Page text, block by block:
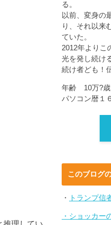
る。
以前、変身の
り、それ以来
ていた。
2012年よりこ
光を発し続け
続け者ども！
年齢 10万?歳
パソコン暦１
このブログ
・ トランプ
・ショッカー